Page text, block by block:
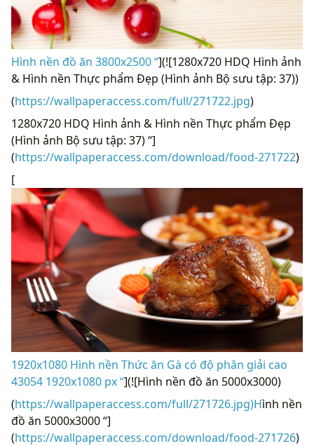
Hình nền đồ ăn 3800x2500 “](![1280x720 HDQ Hình ảnh
& Hình nền Thực phẩm Đẹp (Hình ảnh Bộ sưu tập: 37))
(https://wallpaperaccess.com/full/271722.jpg)
1280x720 HDQ Hình ảnh & Hình nền Thực phẩm Đẹp
(Hình ảnh Bộ sưu tập: 37) “]
(https://wallpaperaccess.com/download/food-271722)
[
1920x1080 Hình nền Thức ăn Gà có độ phân giải cao
43054 1920x1080 px “](![Hình nền đồ ăn 5000x3000)
(https://wallpaperaccess.com/full/271726.jpg)Hình nền
đồ ăn 5000x3000 “]
(https://wallpaperaccess.com/download/food-271726)